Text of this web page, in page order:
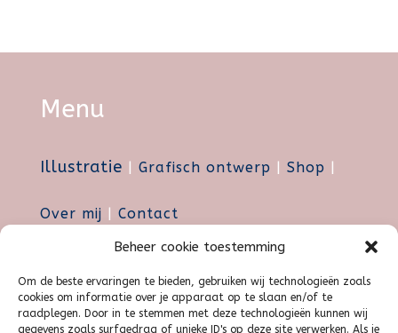
Beheer cookie toestemming
Om de beste ervaringen te bieden, gebruiken wij technologieën zoals
cookies om informatie over je apparaat op te slaan en/of te
raadplegen. Door in te stemmen met deze technologieën kunnen wij
gegevens zoals surfgedrag of unieke ID's op deze site verwerken. Als je
Menu
Illustratie Grafisch ontwerp Shop
Over mij Contact
Algemene Voorwaarden